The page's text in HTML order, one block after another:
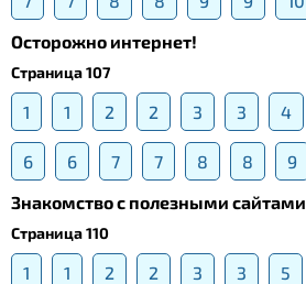
Осторожно интернет!
Страница 107
1 1 2 2 3 3 4
6 6 7 7 8 8 9
Знакомство с полезными сайтами
Страница 110
1 1 2 2 3 3 5